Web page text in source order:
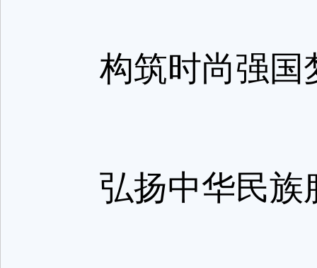
构筑时尚强
弘扬中华民族